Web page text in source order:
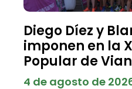
Diego Díez y
imponen en la
Popular de
4 de agosto de